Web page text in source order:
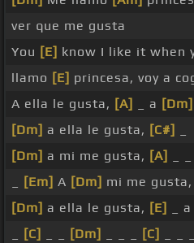
ver que me gusta
You [E] know I like it when
llamo [E] princesa, voy a
A ella le gusta, [A] _ a [Dm]
[Dm] a ella le gusta, [C#]
[Dm] a mi me gusta, [A]
[Em] A [Dm] mi me gusta,
[Dm] a ella le gusta, [E] _ a
[C] [Dm] [C]